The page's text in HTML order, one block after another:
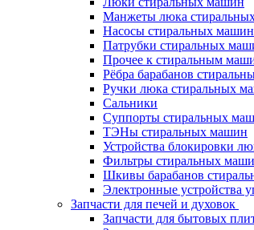
Манжеты люка
Насосы стиральных машин
Патрубки стиральных
Прочее к стиральным
Рёбра барабанов
Ручки люка стиральных
Сальники
Суппорты стиральных
ТЭНы стиральных машин
Устройства блокировки
Фильтры стиральных
Шкивы барабанов
Электронные устройства
Запчасти для печей и духовок
Запчасти для бытовых